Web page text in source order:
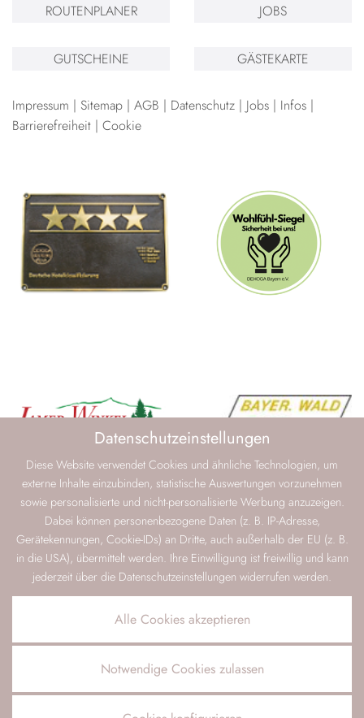
Datenschutzeinstellungen
Diese Website verwendet Cookies und ähnliche Technologien, um
externe Inhalte einzubinden, statistische Auswertungen vorzunehmen
sowie personalisierte und nicht-personalisierte Werbung anzuzeigen.
Dabei können personenbezogene Daten (z. B. IP-Adresse,
Gerätekennungen, Cookie-IDs) an Dritte, auch außerhalb der EU (z. B.
in die USA), übermittelt werden. Ihre Einwilligung ist freiwillig und kann
jederzeit über die Datenschutzeinstellungen widerrufen werden.
Alle Cookies akzeptieren
Notwendige Cookies zulassen
ANFRAGEN VERFÜGBARKEIT PRÜFEN
ROUTENPLANER JOBS
GUTSCHEINE GÄSTEKARTE
Impressum Sitemap AGB Datenschutz Jobs
Infos
Barrierefreiheit
Cookie